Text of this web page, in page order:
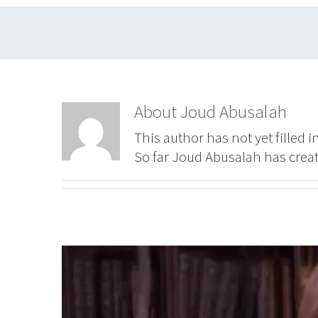
AboutJoud Abusalah
This author has not yet filled
So far Joud Abusalah has